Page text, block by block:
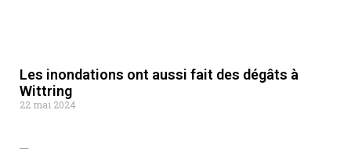
Les inondations ont aussi fait des dégâts à
Wittring
22 mai 2024